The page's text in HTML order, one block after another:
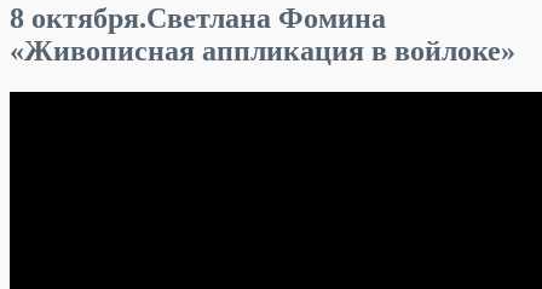
8 октября.Светлана Фомина
«Живописная аппликация в войлоке»